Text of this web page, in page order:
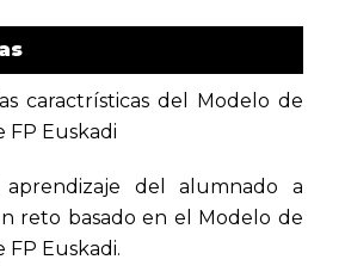
caractrísticas del Modelo de
FP Euskadi
aprendizaje del alumnado a
reto basado en el Modelo de
FP Euskadi.